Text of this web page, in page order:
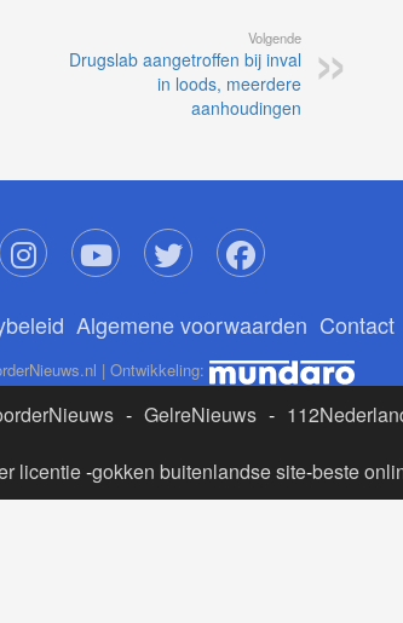
Volgende
Drugslab aangetroffen bij inval
in loods, meerdere
aanhoudingen
Algemene voorwaarden Contact
| Ontwikkeling:
- GelreNieuws -
licentie-gokken buitenlandse site-beste